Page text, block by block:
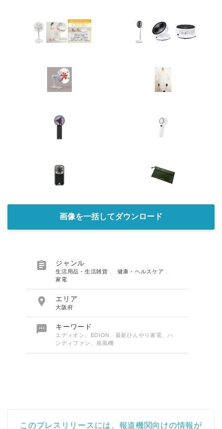
画像を一括してダウンロード
 ジャンル
生活用品・生活雑貨 健康・ヘルスケア
家電
 エリア
大阪府
 キーワード
エディオン、EDION、最新ひんやり家電、ハ
ンディファン、扇風機
このプレスリリースには、報道機関向けの情報が